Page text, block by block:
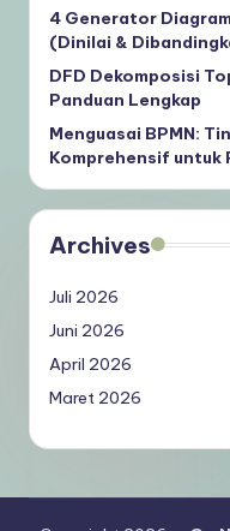
4 Generator
(Dinilai &
DFD Dekomposisi
Panduan Lengkap
Menguasai BPMN:
Komprehensif untuk
Archives
Juli 2026
Juni 2026
April 2026
Maret 2026